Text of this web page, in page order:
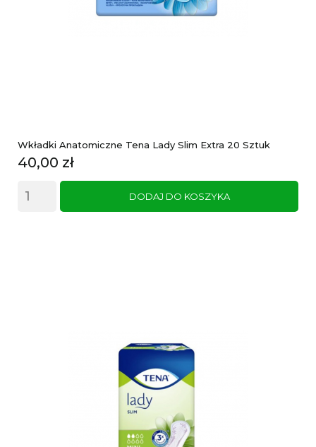
Wkładki Anatomiczne Tena Lady Slim Extra 20 Sztuk
Cena
40,00 zł
DODAJ DO KOSZYKA